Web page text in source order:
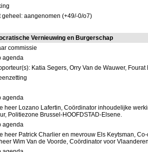
geheel: aangenomen (+49/-0/o7)
Vernieuwing en Burgerschap
commissie
agenda
Katia Segers, Orry Van de Wauwer, Fourat
agenda
heer Lozano Lafertin, Coördinator inhoudelijke
Politiezone Brussel-HOOFDSTAD-Elsene.
agenda
heer Patrick Charlier en mevrouw Els Keytsman,
Wim Van de Voorde, Coördinator voor